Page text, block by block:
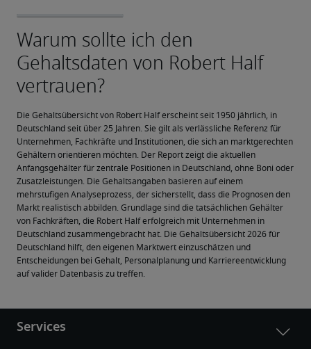
Die Gehaltsübersicht von Robert Half erscheint seit 1950 jährlich, in
Deutschland seit über 25 Jahren. Sie gilt als verlässliche Referenz für
Unternehmen, Fachkräfte und Institutionen, die sich an marktgerechten
Gehältern orientieren möchten. Der Report zeigt die aktuellen
Anfangsgehälter für zentrale Positionen in Deutschland, ohne Boni oder
Zusatzleistungen. Die Gehaltsangaben basieren auf einem
mehrstufigen Analyseprozess, der sicherstellt, dass die Prognosen den
Markt realistisch abbilden. Grundlage sind die tatsächlichen Gehälter
von Fachkräften, die Robert Half erfolgreich mit Unternehmen in
Deutschland zusammengebracht hat. Die Gehaltsübersicht 2026 für
Deutschland hilft, den eigenen Marktwert einzuschätzen und
Entscheidungen bei Gehalt, Personalplanung und Karriereentwicklung
auf valider Datenbasis zu treffen.